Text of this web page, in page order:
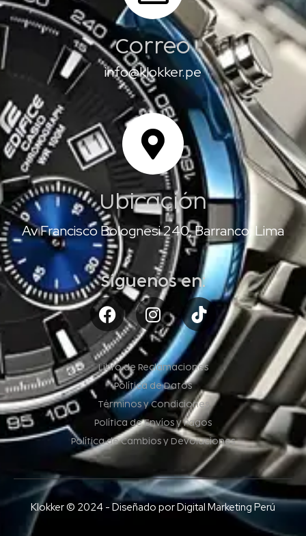
Correo
info@klokker.pe
Ubicación
Av Francisco Bolognesi 240, Barranco, Lima
Síguenos en:
Libro de Reclamaciones
Política de Datos
Términos y Condiciones
Política de Envíos y Pagos
Política de Cambios y Devoluciones
Klokker © 2024 - Diseñado por Digital Marketing Perú